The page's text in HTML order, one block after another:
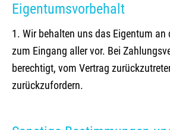
Eigentumsvorbehalt
1. Wir behalten uns das Eigentum an
zum Eingang aller vor. Bei
berechtigt, vom Vertrag
zurückzufordern.